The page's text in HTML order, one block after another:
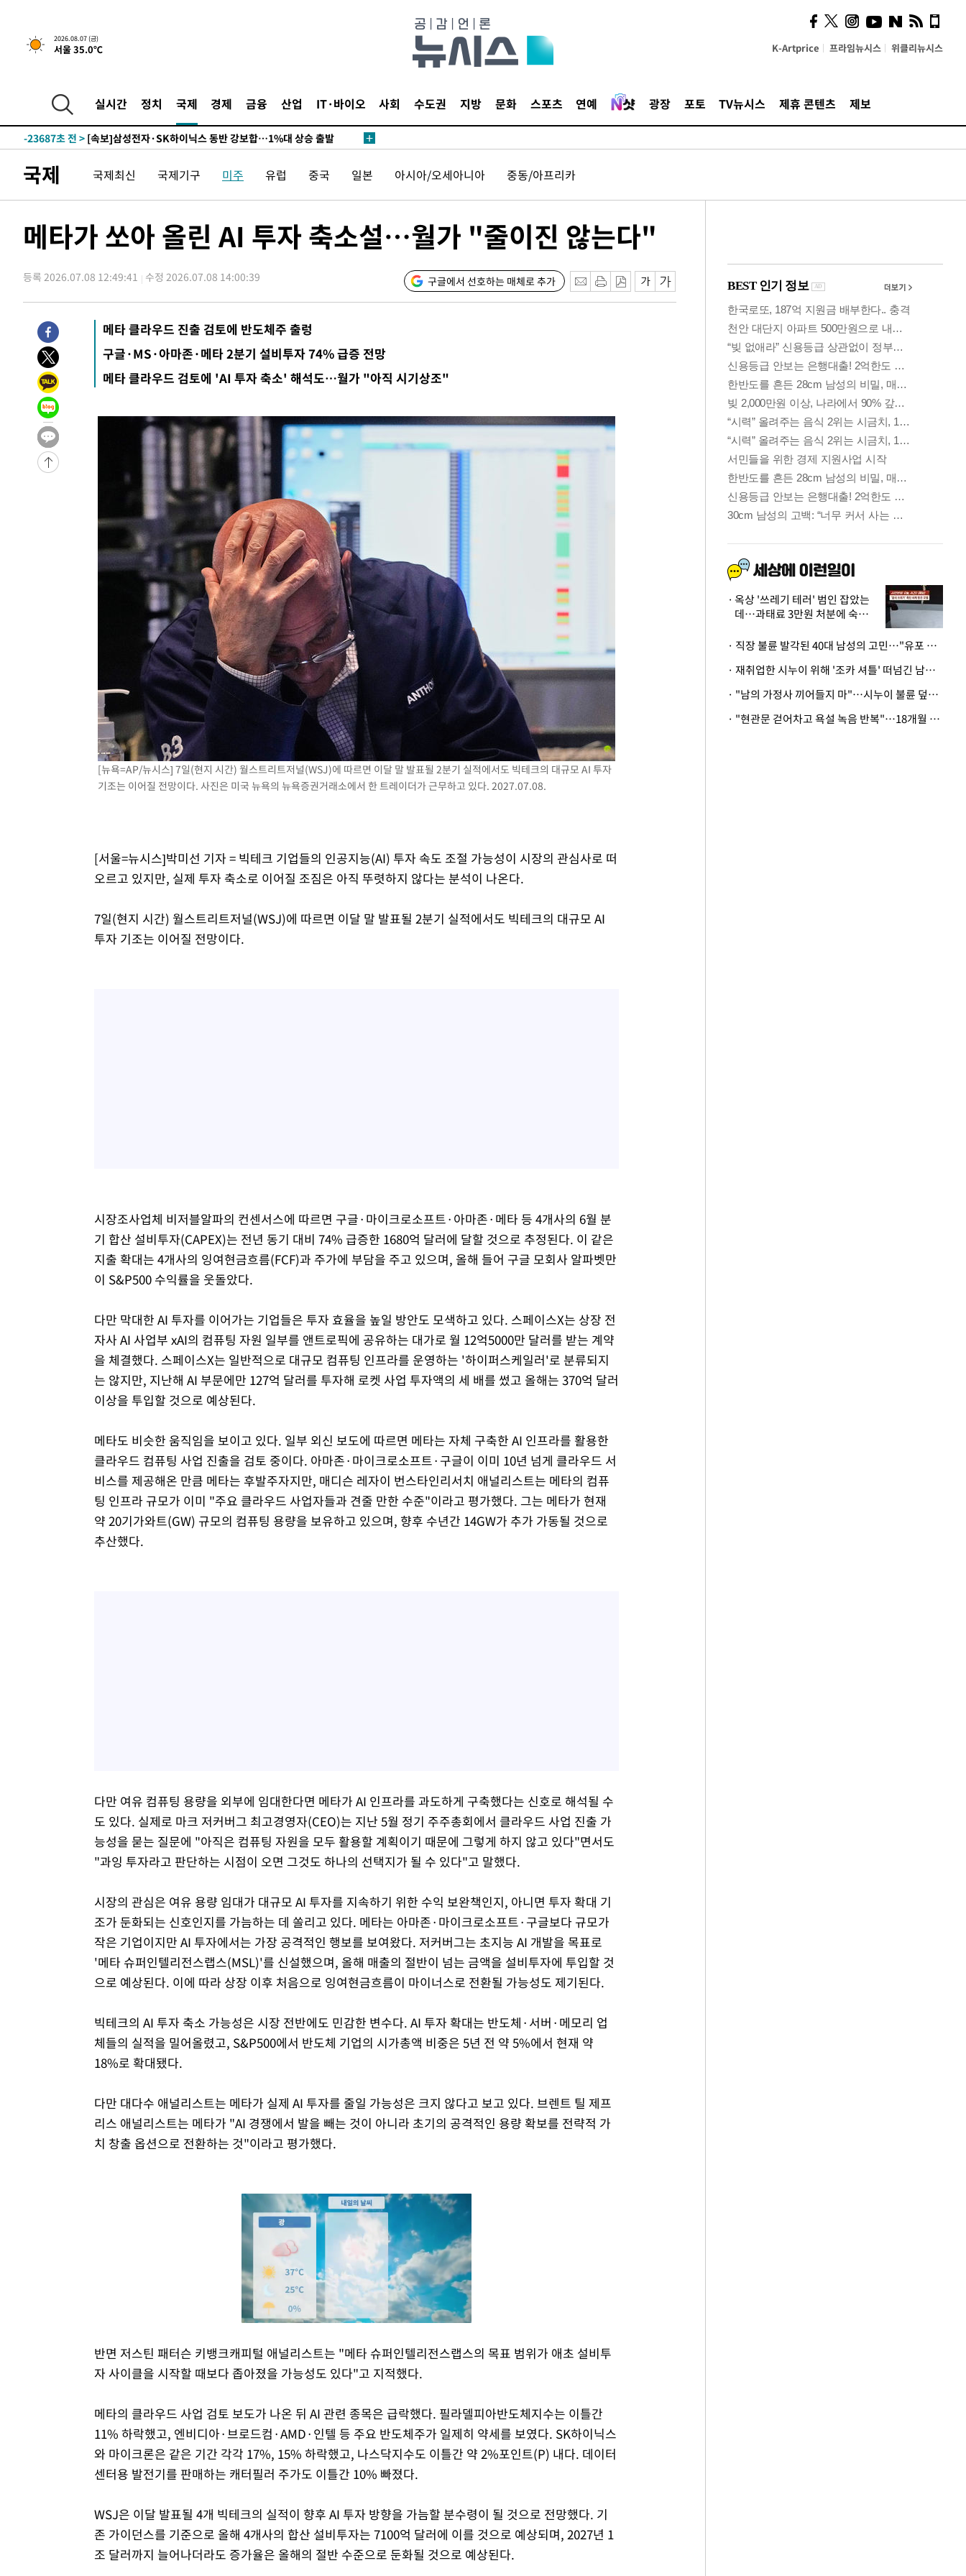
2026.08.07 (금)
서울 35.0℃ K-Artprice 프라임뉴시스 위클리뉴시스
실시간 정치 국제 경제 금융 산업 IT·바이오 사회 수도권 지방 문화 스포츠 연예 광장 포토 TV뉴시스 제휴 콘텐츠 제보
-25742초 전 >"미 전국적 살모네라 식중독 원인은 멕시코산 할라피뇨"-- CDC
압수수색
-23891초 전 >
[속보]원·달러 환율, 오전 9시 1423.8원
-23687초 전 >[속보]삼성전자·SK하이닉스 동반 강보합…1%대 상승 출발
-23673초 전 > [속보]코스닥, 5.95포인트(0.74%) 상승한 807.62개장
-23641초 전 >
-20806초 전 >
시리아 다마스쿠스 교외에서 미니버스 폭발.. 14명 부상, 3명은 중
태
-20104초 전 >입추에도 극한더위…서울 낮 39도 '폭염중대경보'
-15068초 전 >이란, 호르무즈서 "적국 목표물들"과 대치로 남부 케슘섬에서 두차
례 큰 폭발음
-13783초 전 > [속보]美, 폴리실리콘 수입 규제…파생제품 15% 관세, 120일 후
-9634초 전 > [속보] 뉴욕증시, 일제 하락 마감…나스닥 0.06%↓
-30852초 전 >[속보]'채상병 순직 책임' 임성근, 항소심도 징역 3년
-30718초 전 >
[속보]종합특검, '관저이전 봐주기 감사' 유병호 구속기소
-27318초 전 >
-26568초 전 > [속보]'300억원대 사기 혐의' 차가원 대표 구속 송치
-25762초 전 >
"미 전국적 살모네라 식중독 원인은 멕시코산 할라피뇨"-- CDC
-24275초 전 >
-24156초 전 >
[속보]합수본, '투표율 허위 입력' 중앙·서울·경기도 선관위 등 9곳
압수수색
-23911초 전 >
[속보]원·달러 환율, 오전 9시 1423.8원
-23707초 전 >
[속보]삼성전자·SK하이닉스 동반 강보합…1%대 상승 출발
[속보]코스닥, 5.95포인트(0.74%) 상승한 807.62개장
[속보]코스피, 6300선 재탈환…1.09% 오른 6365.07 개장
시리아 다마스쿠스 교외에서 미니버스 폭발.. 14명 부상, 3명은 중
입추에도 극한더위…서울 낮 39도 '폭염중대경보'
이란, 호르무즈서 "적국 목표물들"과 대치로 남부 케슘섬에서 두차
[속보]美, 폴리실리콘 수입 규제…파생제품 15% 관세, 120일 후
[속보]트럼프, 美 원정출산 금지 행정명령 서명
[속보] 뉴욕증시, 일제 하락 마감…나스닥 0.06%↓
국제 국제최신 국제기구 미주 유럽 중국 일본 아시아/오세아니아 중동/아프리카
메타가 쏘아 올린 AI 투자 축소설…월가 "줄이진 않는다"
등록 2026.07.08 12:49:41 수정 2026.07.08 14:00:39 구글에서 선호하는 매체로 추가
메타 클라우드 진출 검토에 반도체주 출렁
구글·MS·아마존·메타 2분기 설비투자 74% 급증 전망
메타 클라우드 검토에 'AI 투자 축소' 해석도…월가 "아직 시기상조"
[뉴욕=AP/뉴시스] 7일(현지 시간) 월스트리트저널(WSJ)에 따르면 이달 말 발표될 2분기 실적에서도 빅테크의 대규모 AI 투자
기조는 이어질 전망이다. 사진은 미국 뉴욕의 뉴욕증권거래소에서 한 트레이더가 근무하고 있다. 2027.07.08.
[서울=뉴시스]박미선 기자 = 빅테크 기업들의 인공지능(AI) 투자 속도 조절 가능성이 시장의 관심사로 떠
오르고 있지만, 실제 투자 축소로 이어질 조짐은 아직 뚜렷하지 않다는 분석이 나온다.
7일(현지 시간) 월스트리트저널(WSJ)에 따르면 이달 말 발표될 2분기 실적에서도 빅테크의 대규모 AI
투자 기조는 이어질 전망이다.
시장조사업체 비저블알파의 컨센서스에 따르면 구글·마이크로소프트·아마존·메타 등 4개사의 6월 분
기 합산 설비투자(CAPEX)는 전년 동기 대비 74% 급증한 1680억 달러에 달할 것으로 추정된다. 이 같은
지출 확대는 4개사의 잉여현금흐름(FCF)과 주가에 부담을 주고 있으며, 올해 들어 구글 모회사 알파벳만
이 S&P500 수익률을 웃돌았다.
다만 막대한 AI 투자를 이어가는 기업들은 투자 효율을 높일 방안도 모색하고 있다. 스페이스X는 상장 전
자사 AI 사업부 xAI의 컴퓨팅 자원 일부를 앤트로픽에 공유하는 대가로 월 12억5000만 달러를 받는 계약
을 체결했다. 스페이스X는 일반적으로 대규모 컴퓨팅 인프라를 운영하는 '하이퍼스케일러'로 분류되지
는 않지만, 지난해 AI 부문에만 127억 달러를 투자해 로켓 사업 투자액의 세 배를 썼고 올해는 370억 달러
이상을 투입할 것으로 예상된다.
메타도 비슷한 움직임을 보이고 있다. 일부 외신 보도에 따르면 메타는 자체 구축한 AI 인프라를 활용한
클라우드 컴퓨팅 사업 진출을 검토 중이다. 아마존·마이크로소프트·구글이 이미 10년 넘게 클라우드 서
비스를 제공해온 만큼 메타는 후발주자지만, 매디슨 레자이 번스타인리서치 애널리스트는 메타의 컴퓨
팅 인프라 규모가 이미 "주요 클라우드 사업자들과 견줄 만한 수준"이라고 평가했다. 그는 메타가 현재
약 20기가와트(GW) 규모의 컴퓨팅 용량을 보유하고 있으며, 향후 수년간 14GW가 추가 가동될 것으로
추산했다.
다만 여유 컴퓨팅 용량을 외부에 임대한다면 메타가 AI 인프라를 과도하게 구축했다는 신호로 해석될 수
도 있다. 실제로 마크 저커버그 최고경영자(CEO)는 지난 5월 정기 주주총회에서 클라우드 사업 진출 가
능성을 묻는 질문에 "아직은 컴퓨팅 자원을 모두 활용할 계획이기 때문에 그렇게 하지 않고 있다"면서도
"과잉 투자라고 판단하는 시점이 오면 그것도 하나의 선택지가 될 수 있다"고 말했다.
시장의 관심은 여유 용량 임대가 대규모 AI 투자를 지속하기 위한 수익 보완책인지, 아니면 투자 확대 기
조가 둔화되는 신호인지를 가늠하는 데 쏠리고 있다. 메타는 아마존·마이크로소프트·구글보다 규모가
작은 기업이지만 AI 투자에서는 가장 공격적인 행보를 보여왔다. 저커버그는 초지능 AI 개발을 목표로
'메타 슈퍼인텔리전스랩스(MSL)'를 신설했으며, 올해 매출의 절반이 넘는 금액을 설비투자에 투입할 것
으로 예상된다. 이에 따라 상장 이후 처음으로 잉여현금흐름이 마이너스로 전환될 가능성도 제기된다.
빅테크의 AI 투자 축소 가능성은 시장 전반에도 민감한 변수다. AI 투자 확대는 반도체·서버·메모리 업
체들의 실적을 밀어올렸고, S&P500에서 반도체 기업의 시가총액 비중은 5년 전 약 5%에서 현재 약
18%로 확대됐다.
다만 대다수 애널리스트는 메타가 실제 AI 투자를 줄일 가능성은 크지 않다고 보고 있다. 브렌트 틸 제프
리스 애널리스트는 메타가 "AI 경쟁에서 발을 빼는 것이 아니라 초기의 공격적인 용량 확보를 전략적 가
치 창출 옵션으로 전환하는 것"이라고 평가했다.
Mute
반면 저스틴 패터슨 키뱅크캐피털 애널리스트는 "메타 슈퍼인텔리전스랩스의 목표 범위가 애초 설비투
자 사이클을 시작할 때보다 좁아졌을 가능성도 있다"고 지적했다.
메타의 클라우드 사업 검토 보도가 나온 뒤 AI 관련 종목은 급락했다. 필라델피아반도체지수는 이틀간
11% 하락했고, 엔비디아·브로드컴·AMD·인텔 등 주요 반도체주가 일제히 약세를 보였다. SK하이닉스
와 마이크론은 같은 기간 각각 17%, 15% 하락했고, 나스닥지수도 이틀간 약 2%포인트(P) 내다. 데이터
센터용 발전기를 판매하는 캐터필러 주가도 이틀간 10% 빠졌다.
WSJ은 이달 발표될 4개 빅테크의 실적이 향후 AI 투자 방향을 가늠할 분수령이 될 것으로 전망했다. 기
존 가이던스를 기준으로 올해 4개사의 합산 설비투자는 7100억 달러에 이를 것으로 예상되며, 2027년 1
조 달러까지 늘어나더라도 증가율은 올해의 절반 수준으로 둔화될 것으로 예상된다.
시, 스마트폰 액세서리에
NFC 더했다
옥상 '쓰레기 테러' 범인 잡았는
데…과태료 3만원 처분에 숙박업
· 직장 불륜 발각된 40대 남성의 고민…"유포 동료 명예훼손·협박죄 고소 가능할까"
· 재취업한 시누이 위해 '조카 셔틀' 떠넘긴 남편…아내 "난 못한다"
· "남의 가정사 끼어들지 마"…시누이 불륜 덮으려는 남편에 억울한 아내
· "현관문 걷어차고 욕설 녹음 반복"…18개월 아기 키우는 집 뒤흔든 '앞집의 비극'